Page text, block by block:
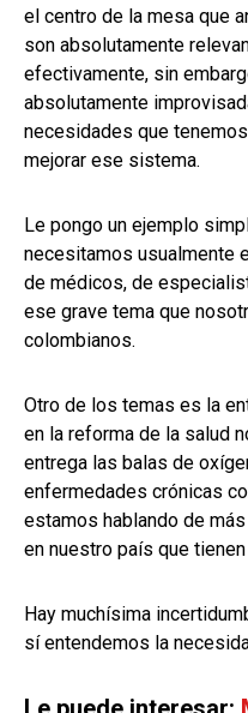
el centro de la mesa que
son absolutamente
efectivamente, sin
absolutamente
necesidades que
mejorar ese sistema.
Le pongo un ejemplo
necesitamos usualmente
de médicos, de
ese grave tema que
colombianos.
Otro de los temas es la
en la reforma de la salud
entrega las balas de
enfermedades crónicas
estamos hablando de
en nuestro país que
Hay muchísima
sí entendemos la